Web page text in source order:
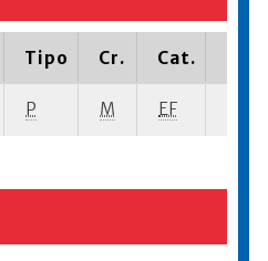
Tipo Cr. Cat.
P M EF